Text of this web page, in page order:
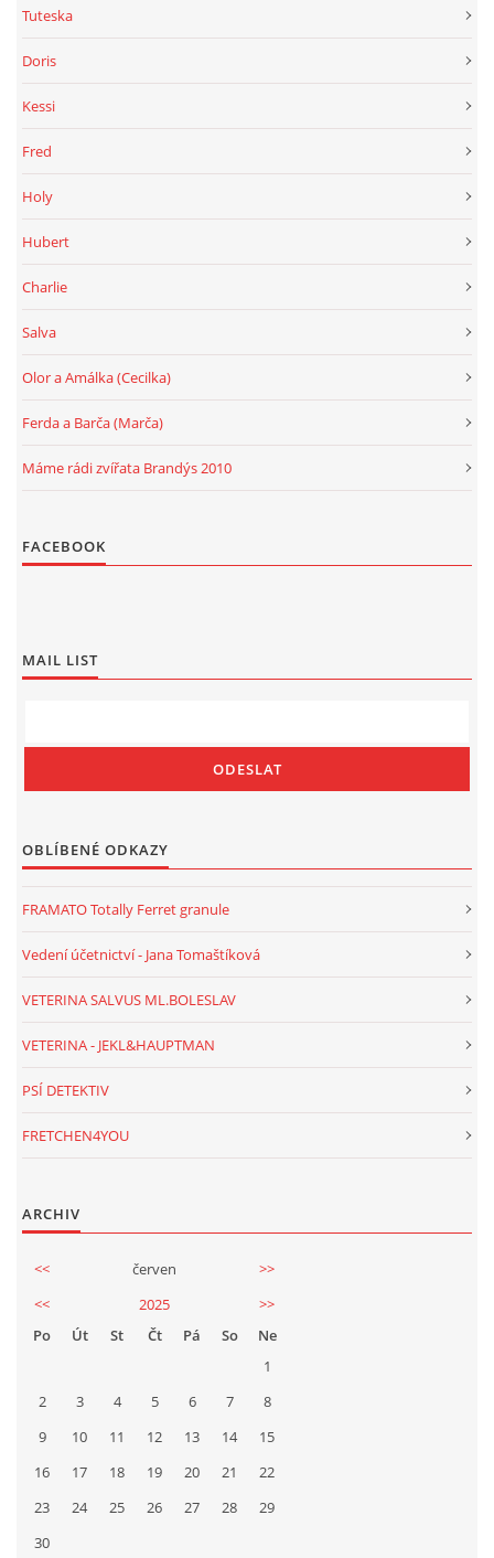
Tuteska
Doris
Kessi
Fred
Holy
Hubert
Charlie
Salva
Olor a Amálka (Cecilka)
Ferda a Barča (Marča)
Máme rádi zvířata Brandýs 2010
FACEBOOK
MAIL LIST
OBLÍBENÉ ODKAZY
FRAMATO Totally Ferret granule
Vedení účetnictví - Jana Tomaštíková
VETERINA SALVUS ML.BOLESLAV
VETERINA - JEKL&HAUPTMAN
PSÍ DETEKTIV
FRETCHEN4YOU
ARCHIV
<< červen
>>
<<
2025
>>
Po
Út St Čt Pá So
Ne
1
2
3 4 5 6 7
8
9
10 11 12 13 14
15
16
17 18 19 20 21
22
23
24 25 26 27 28
29
30